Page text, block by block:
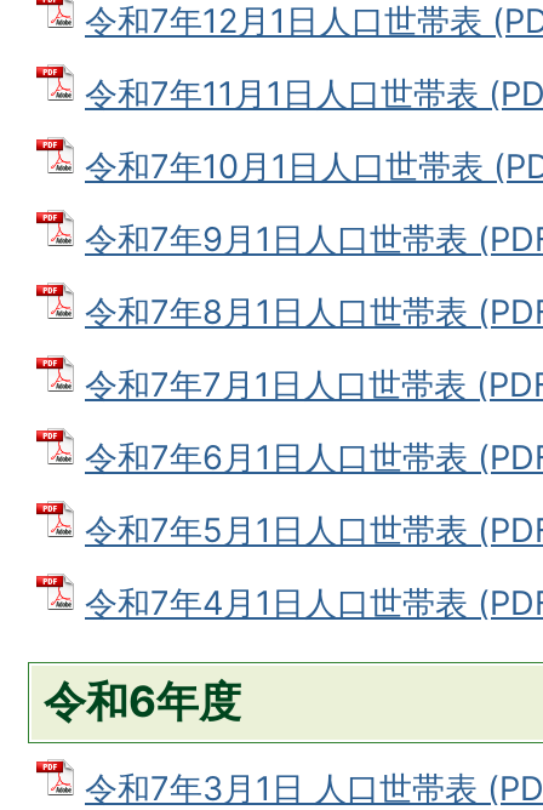
令和7年12月1日人口世帯表
令和7年11月1日人口世帯表
令和7年10月1日人口世帯表
令和7年9月1日人口世帯表
令和7年8月1日人口世帯表
令和7年7月1日人口世帯表
令和7年6月1日人口世帯表
令和7年5月1日人口世帯表
令和7年4月1日人口世帯表
令和6年度
令和7年3月1日 人口世帯表